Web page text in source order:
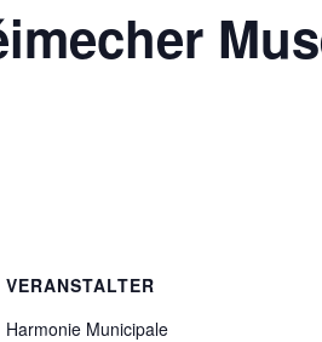
VERANSTALTER
Harmonie Municipale